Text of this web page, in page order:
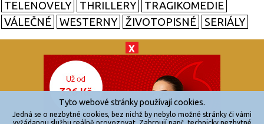
X
TELENOVELY
THRILLERY
TRAGIKOMEDIE
VÁLEČNÉ
WESTERNY ŽIVOTOPISNÉ SERIÁLY
© 2026
zkouknoutfilm.cz
Všechna práva vyhrazena.
Powered by
Tyto webové stránky používají cookies.
Jedná se o nezbytné cookies, bez nichž by nebylo možné stránky či vámi